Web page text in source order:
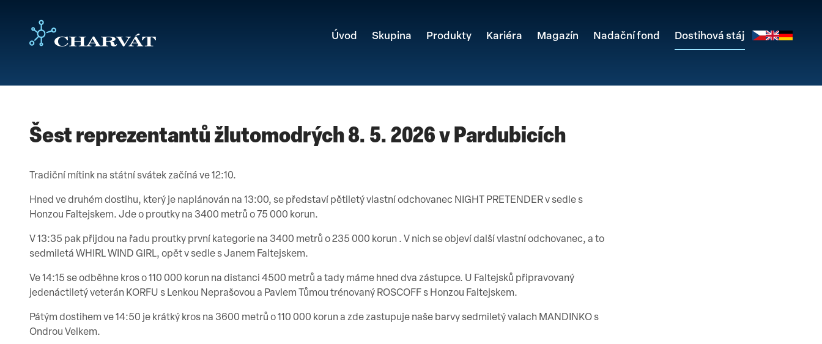
Úvod Skupina Produkty Kariéra Magazín Nadační fond Dostihová stáj
Šest reprezentantů žlutomodrých 8. 5. 2026 v Pardubicích
Tradiční mítink na státní svátek začíná ve 12:10.
Hned ve druhém dostihu, který je naplánován na 13:00, se představí pětiletý vlastní odchovanec NIGHT PRETENDER v sedle s
Honzou Faltejskem. Jde o proutky na 3400 metrů o 75 000 korun.
V 13:35 pak přijdou na řadu proutky první kategorie na 3400 metrů o 235 000 korun . V nich se objeví další vlastní odchovanec, a to
sedmiletá WHIRL WIND GIRL, opět v sedle s Janem Faltejskem.
Ve 14:15 se odběhne kros o 110 000 korun na distanci 4500 metrů a tady máme hned dva zástupce. U Faltejsků připravovaný
jedenáctiletý veterán KORFU s Lenkou Neprašovou a Pavlem Tůmou trénovaný ROSCOFF s Honzou Faltejskem.
Pátým dostihem ve 14:50 je krátký kros na 3600 metrů o 110 000 korun a zde zastupuje naše barvy sedmiletý valach MANDINKO s
Ondrou Velkem.